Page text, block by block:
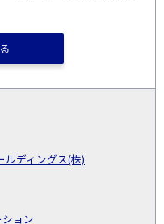
ルディングス(株)
ョン